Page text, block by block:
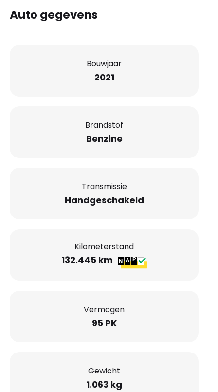
Auto gegevens
Bouwjaar
2021
Brandstof
Benzine
Transmissie
Handgeschakeld
Kilometerstand
132.445 km
Vermogen
95 PK
Gewicht
1.063 kg